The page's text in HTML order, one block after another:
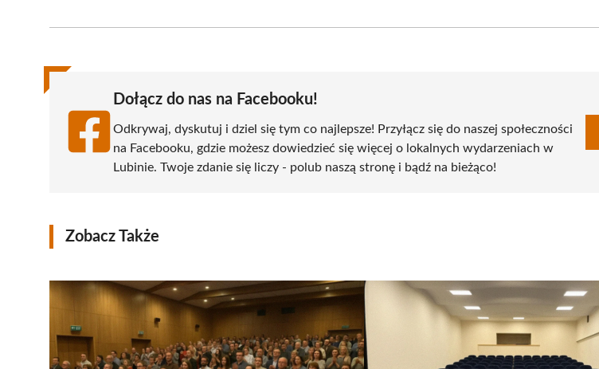
(Twitter)
Dołącz do nas na Facebooku!
Odkrywaj, dyskutuj i dziel się tym co najlepsze! Przyłącz się do naszej społeczności
na Facebooku, gdzie możesz dowiedzieć się więcej o lokalnych wydarzeniach w
Lubinie. Twoje zdanie się liczy - polub naszą stronę i bądź na bieżąco!
Zobacz Także